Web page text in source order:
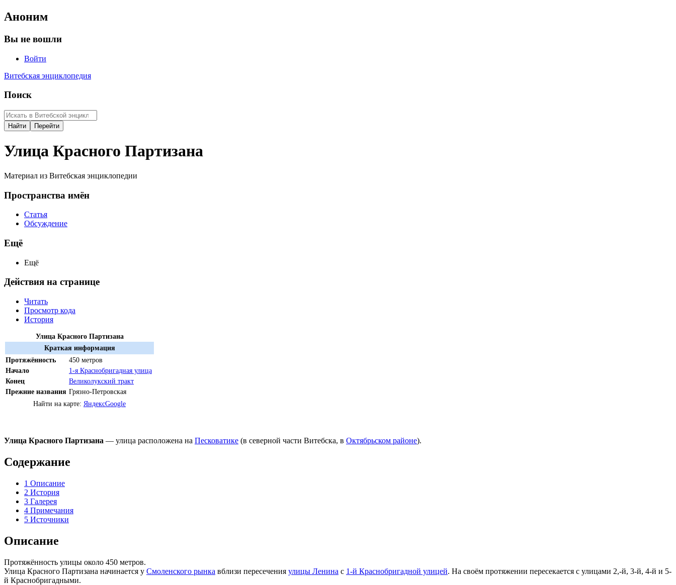
Аноним
Вы не вошли
Войти
Витебская энциклопедия
Поиск
Улица Красного Партизана
Материал из Витебская энциклопедии
Пространства имён
Статья
Обсуждение
Ещё
Ещё
Действия на странице
Читать
Просмотр кода
История
Улица Красного Партизана
Краткая информация
Протяжённость
450 метров
Начало
1-я Краснобригадная улица
Конец
Великолукский тракт
Прежние названия Грязно-Петровская
Найти на карте: ЯндексGoogle
Улица Красного Партизана — улица расположена на Песковатике (в северной части Витебска, в Октябрьском районе).
Содержание
1 Описание
2 История
3 Галерея
4 Примечания
5 Источники
Описание
Протяжённость улицы около 450 метров.
Улица Красного Партизана начинается у Смоленского рынка вблизи пересечения улицы Ленина с 1-й Краснобригадной улицей. На своём протяжении пересекается с улицами 2,-й, 3-й, 4-й и 5-
й Краснобригадными.